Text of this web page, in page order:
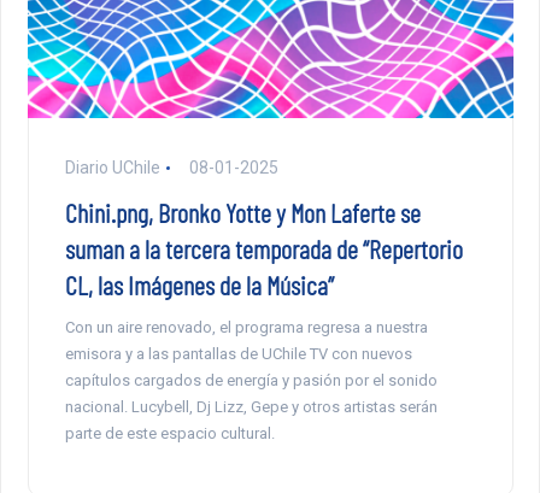
Diario UChile 08-01-2025
Chini.png, Bronko Yotte y Mon Laferte se
suman a la tercera temporada de “Repertorio
CL, las Imágenes de la Música”
Con un aire renovado, el programa regresa a nuestra
emisora y a las pantallas de UChile TV con nuevos
capítulos cargados de energía y pasión por el sonido
nacional. Lucybell, Dj Lizz, Gepe y otros artistas serán
parte de este espacio cultural.